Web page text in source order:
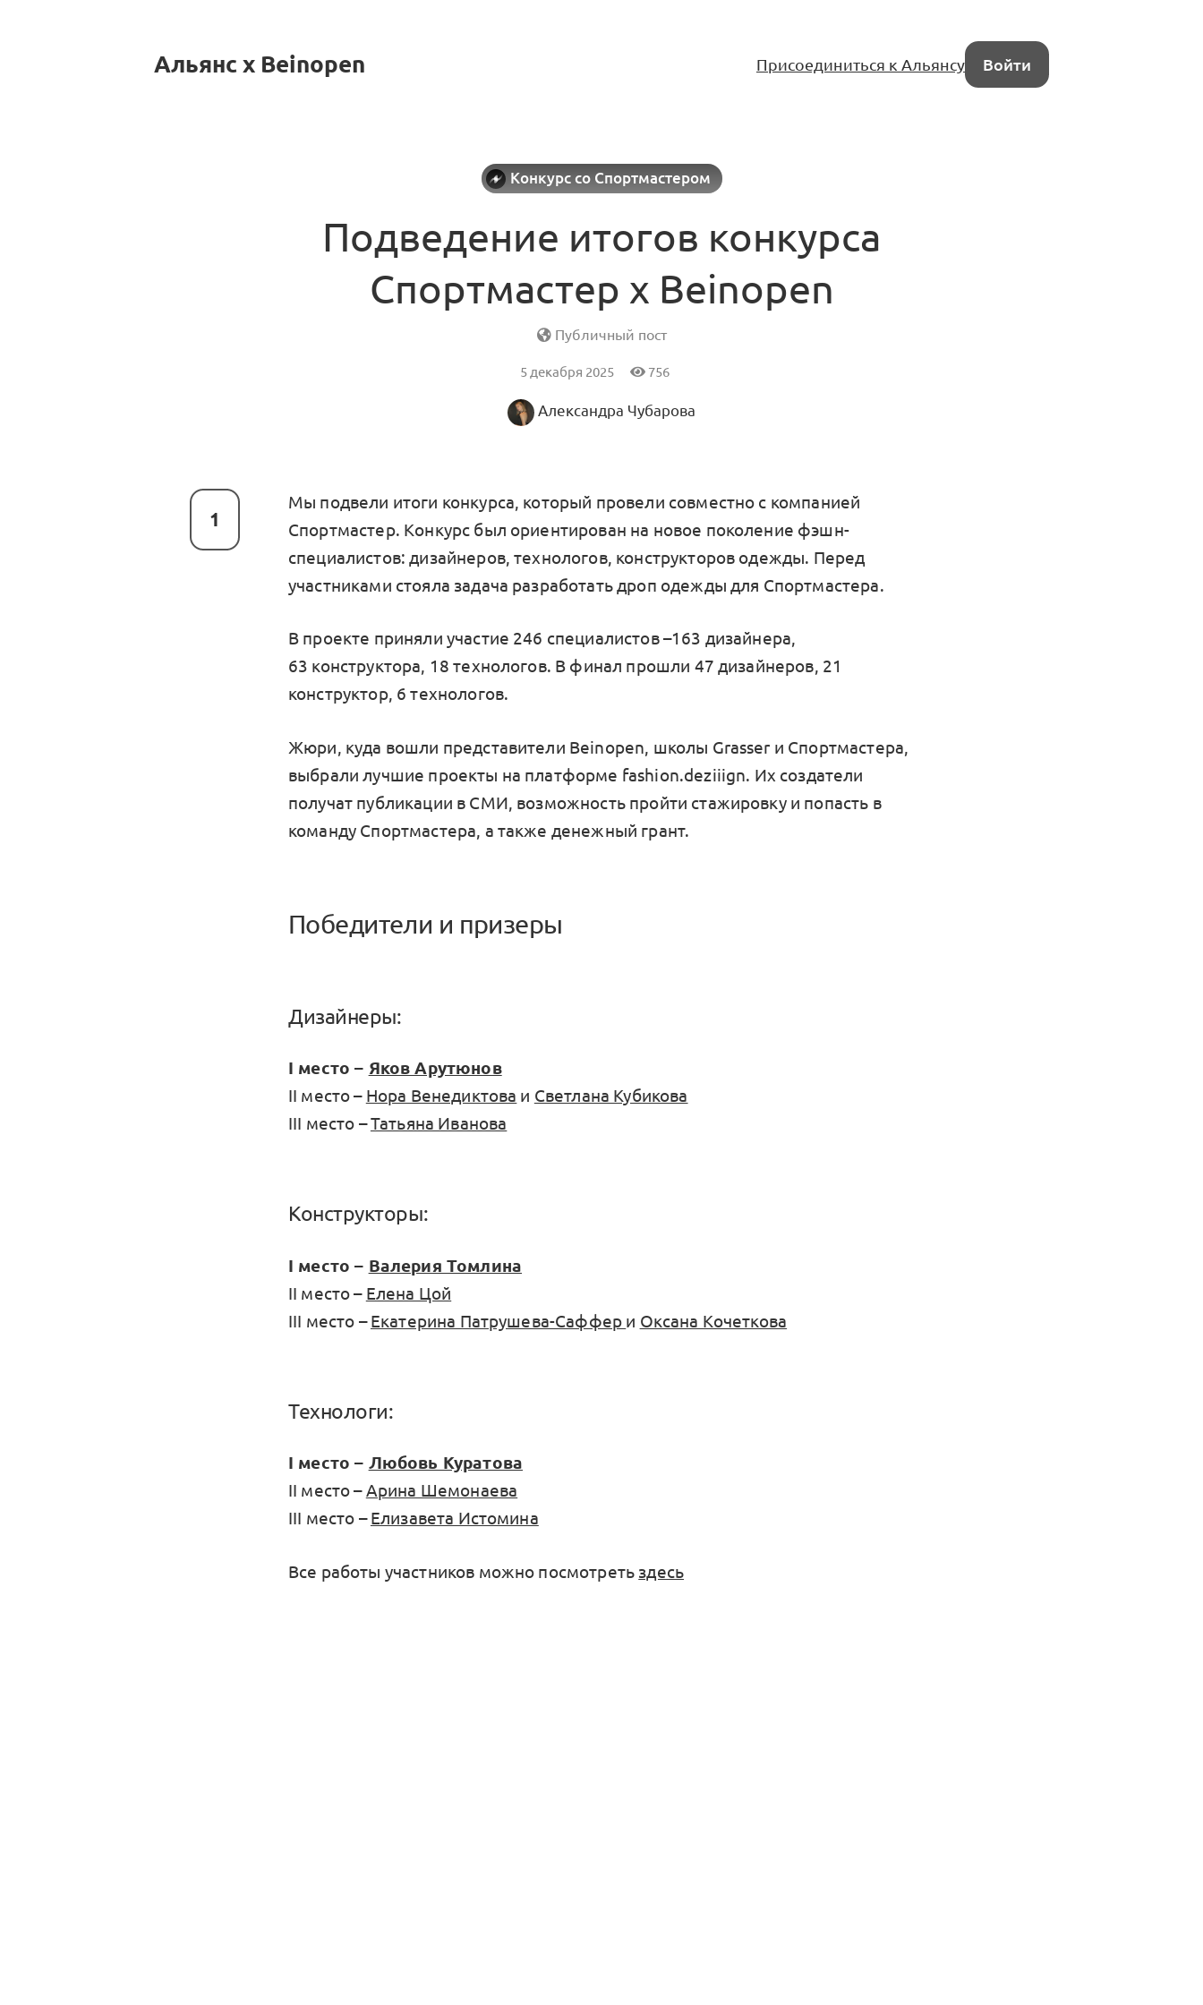
Альянс x Beinopen Присоединиться к Альянсу Войти
Конкурс со Спортмастером
Подведение итогов конкурса
Спортмастер x Beinopen
Публичный пост
5 декабря 2025 756
Александра Чубарова
1
Мы подвели итоги конкурса, который провели совместно с компанией
Спортмастер. Конкурс был ориентирован на новое поколение фэшн-
специалистов: дизайнеров, технологов, конструкторов одежды. Перед
участниками стояла задача разработать дроп одежды для Спортмастера.
В проекте приняли участие 246 специалистов –163 дизайнера,
63 конструктора, 18 технологов. В финал прошли 47 дизайнеров, 21
конструктор, 6 технологов.
Жюри, куда вошли представители Beinopen, школы Grasser и Спортмастера,
выбрали лучшие проекты на платформе fashion.deziiign. Их создатели
получат публикации в СМИ, возможность пройти стажировку и попасть в
команду Спортмастера, а также денежный грант.
Победители и призеры
Дизайнеры:
I место – Яков Арутюнов
II место – Нора Венедиктова и Светлана Кубикова
III место –Татьяна Иванова
Конструкторы:
I место – Валерия Томлина
II место – Елена Цой
III место –Екатерина Патрушева-Саффер и Оксана Кочеткова
Технологи:
I место – Любовь Куратова
II место –Арина Шемонаева
III место –Елизавета Истомина
Все работы участников можно посмотреть здесь